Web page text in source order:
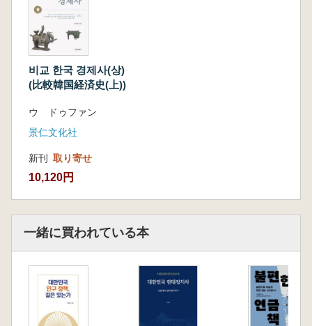
비교 한국 경제사(상)
(比較韓国経済史(上))
ウ ドゥファン
景仁文化社
新刊 取り寄せ
10,120円
一緒に買われている本